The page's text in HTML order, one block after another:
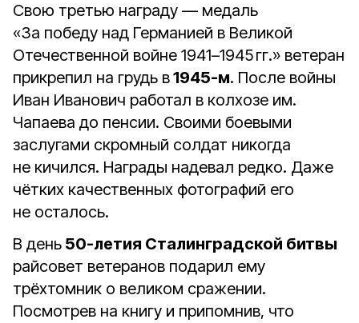
Свою третью награду — медаль
«За победу над Германией в Великой
Отечественной войне 1941–1945 гг.» ветеран
прикрепил на грудь в1945-м. После войны
Иван Иванович работал в колхозе им.
Чапаева до пенсии. Своими боевыми
заслугами скромный солдат никогда
не кичился. Награды надевал редко. Даже
чётких качественных фотографий его
не осталось.
В день 50-летия Сталинградской битвы
райсовет ветеранов подарил ему
трёхтомник о великом сражении.
Посмотрев на книгу и припомнив, что